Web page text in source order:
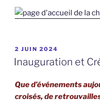
PUBLIÉ
LE
2 JUIN 2024
Inauguration et
Que d’événements
croisés, de